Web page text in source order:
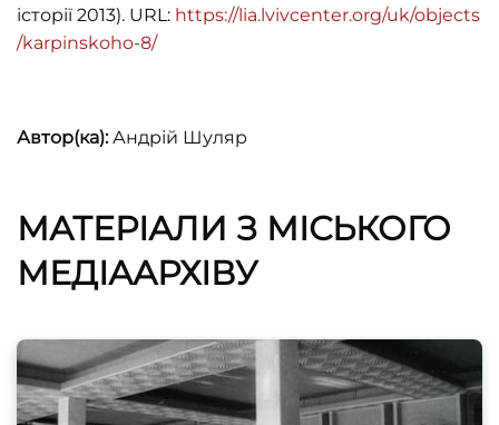
історії 2013). URL: https://lia.lvivcenter.org/uk/objects
/karpinskoho-8/
Автор(ка):Андрій Шуляр
МАТЕРІАЛИ З МІСЬКОГО
МЕДІААРХІВУ